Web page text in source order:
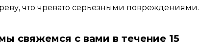
что чревато серьезными повреждениями.
свяжемся с вами в течение 15